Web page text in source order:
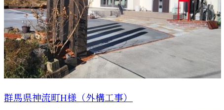
群馬県神流町H様（外構工事）